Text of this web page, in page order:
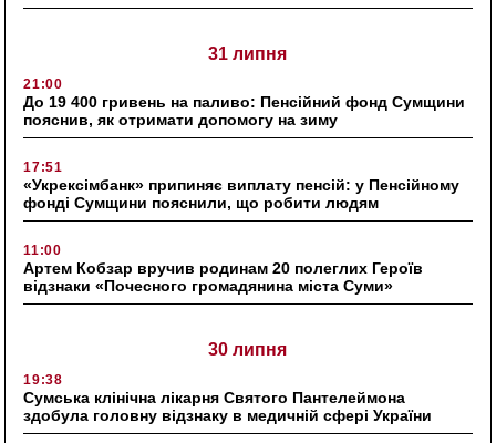
31 липня
21:00
До 19 400 гривень на паливо: Пенсійний фонд Сумщини
пояснив, як отримати допомогу на зиму
17:51
«Укрексімбанк» припиняє виплату пенсій: у Пенсійному
фонді Сумщини пояснили, що робити людям
11:00
Артем Кобзар вручив родинам 20 полеглих Героїв
відзнаки «Почесного громадянина міста Суми»
30 липня
19:38
Сумська клінічна лікарня Святого Пантелеймона
здобула головну відзнаку в медичній сфері України